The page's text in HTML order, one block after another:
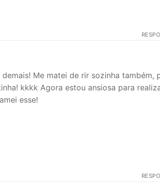
Me matei de rir sozinha também,
kkkk Agora estou ansiosa para
esse!